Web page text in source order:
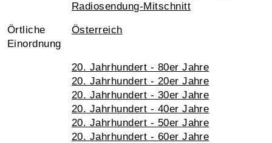
Radiosendung-Mitschnitt
Örtliche
Einordnung
Österreich
20. Jahrhundert - 80er Jahre
20. Jahrhundert - 20er Jahre
20. Jahrhundert - 30er Jahre
20. Jahrhundert - 40er Jahre
20. Jahrhundert - 50er Jahre
20. Jahrhundert - 60er Jahre